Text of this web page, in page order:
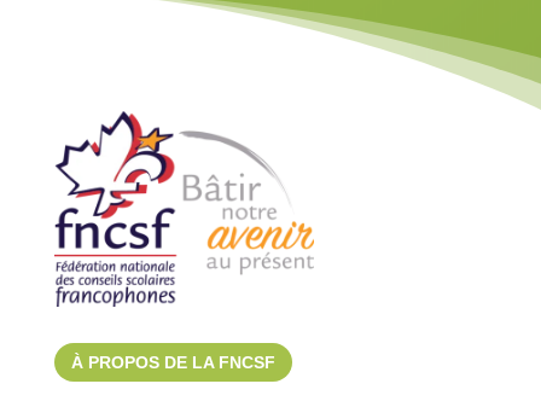
À PROPOS DE LA FNCSF